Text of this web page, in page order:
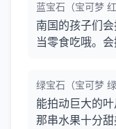
蓝宝石（宝可梦
南国的孩子们
当零食吃哦。
绿宝石（宝可梦 绿
能拍动巨大的
那串水果十分